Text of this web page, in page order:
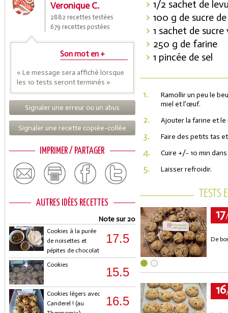
Veronique C.
2882 recettes testées
679 recettes postées
Son mot en +
« Le message sera affiché lorsque
les 10 tests seront terminés »
Signaler une erreur ou un abus
Signaler une recette copiée-collée
IMPRIMER / PARTAGER
AUTRES IDÉES RECETTES
Note sur 20
Cookies à la purée
de noisettes et
pépites de chocolat
17.5
Cookies
15.5
Cookies légers avec
Canderel ! (au
16.5
1/2 sachet de
100 g de sucre
1 sachet de sucre
250 g de farine
1 pincée de sel
1.
Ramollir un peu le
miel et l’œuf.
2. Ajouter la farine et
3. Faire des petits tas
4. Cuire +/- 10 min dans
5. Laisser refroidir.
17
De
16
Saveurs de l'Année